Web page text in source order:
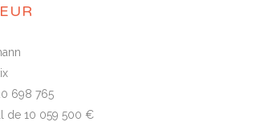
698 765
de 10 059 500 €